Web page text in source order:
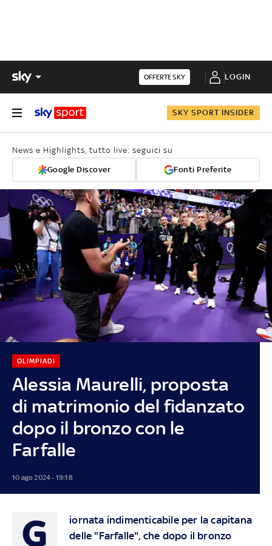
OFFERTE SKY LOGIN
SKY SPORT INSIDER
News e Highlights, tutto live: seguici su
Google Discover Fonti Preferite
Alessia Maurelli, proposta
di matrimonio del fidanzato
dopo il bronzo con le
Farfalle
OLIMPIADI
10 ago 2024 - 19:18
G
iornata indimenticabile per la capitana
delle "Farfalle", che dopo il bronzo